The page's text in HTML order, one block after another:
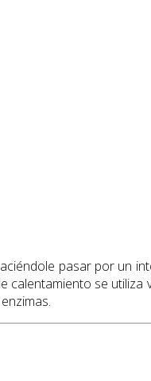
pasar por un
calentamiento se